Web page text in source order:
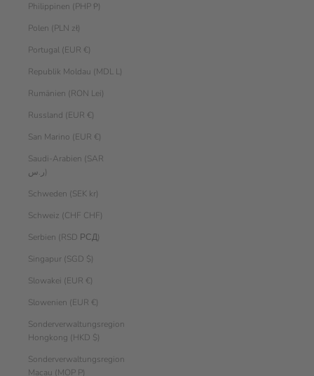
Philippinen (PHP ₱)
Polen (PLN zł)
Portugal (EUR €)
Republik Moldau (MDL L)
Rumänien (RON Lei)
Russland (EUR €)
San Marino (EUR €)
Saudi-Arabien (SAR
ر.س)
Schweden (SEK kr)
Schweiz (CHF CHF)
Serbien (RSD РСД)
Singapur (SGD $)
Slowakei (EUR €)
Slowenien (EUR €)
Sonderverwaltungsregion
Hongkong (HKD $)
Sonderverwaltungsregion
Macau (MOP P)